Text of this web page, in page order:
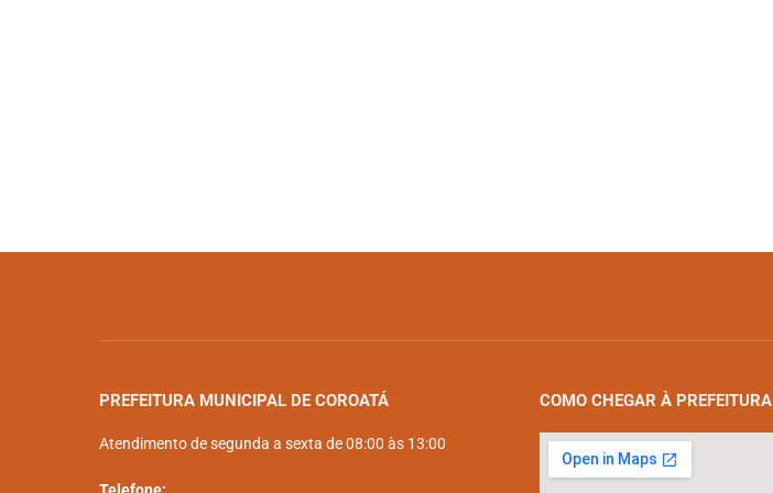
PREFEITURA MUNICIPAL DE COROATÁ
Atendimento de segunda a sexta de 08:00 às 13:00
COMO CHEGAR À PREFEITURA